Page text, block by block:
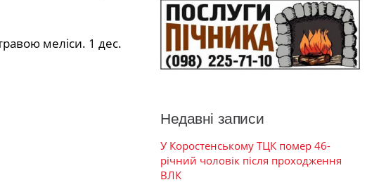
меліси. 1 дес.
Недавні записи
У Коростенському ТЦК помер 46-
річний чоловік після проходження
ВЛК